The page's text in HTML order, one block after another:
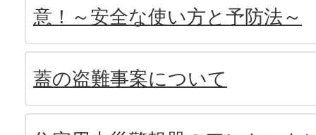
意！～安全な使い方と予防法～
蓋の盗難事案について